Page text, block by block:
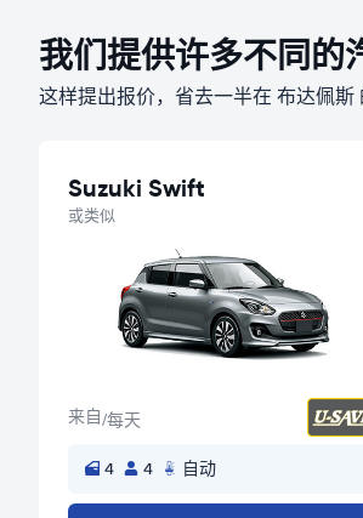
我们提供许多不同的
这样提出报价，省去一半在 布达佩斯
Suzuki Swift
或类似
来自/每天
4 4 自动